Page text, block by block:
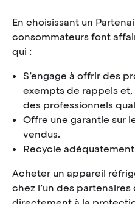
En choisissant un
consommateurs font
qui :
S’engage à offrir des
exempts de rappels
des professionnels
Offre une garantie sur
vendus.
Recycle
Acheter un appareil
chez l’un des